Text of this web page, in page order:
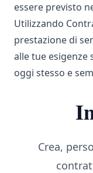
essere previsto
Utilizzando
prestazione di
alle tue esigenze
oggi stesso e
Crea,